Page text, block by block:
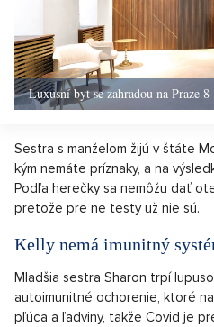
Luxusní byt se zahradou na Praze
Sestra s manželom žijú v štáte
kým nemáte príznaky, a na
Podľa herečky sa nemôžu dať
pretože pre ne testy už nie sú.
Kelly nemá imunitný
Mladšia sestra Sharon trpí
autoimunitné ochorenie, ktoré
pľúca a ľadviny, takže Covid je